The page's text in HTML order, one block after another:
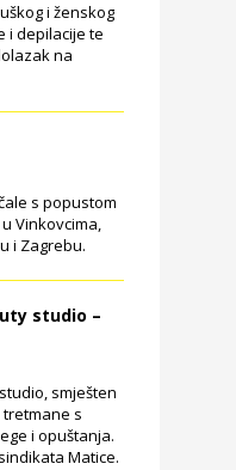
i ženskog
i depilacije te
na
s popustom
Vinkovcima,
i Zagrebu.
studio –
smješten
s
i opuštanja.
Matice.